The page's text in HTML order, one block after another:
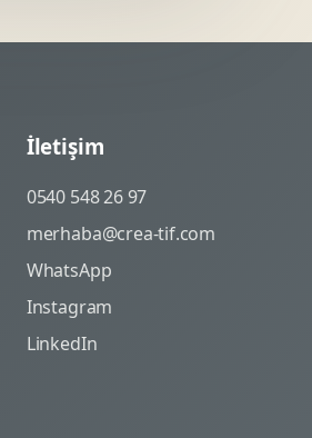
İletişim
0540 548 26 97
merhaba@crea-tif.com
WhatsApp
Instagram
LinkedIn